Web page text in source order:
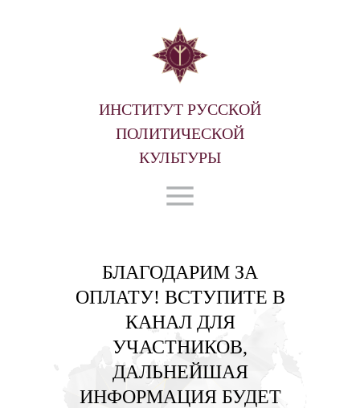
ИНСТИТУТ РУССКОЙ
ПОЛИТИЧЕСКОЙ
КУЛЬТУРЫ
БЛАГОДАРИМ ЗА
ОПЛАТУ! ВСТУПИТЕ В
КАНАЛ ДЛЯ
УЧАСТНИКОВ,
ДАЛЬНЕЙШАЯ
ИНФОРМАЦИЯ БУДЕТ